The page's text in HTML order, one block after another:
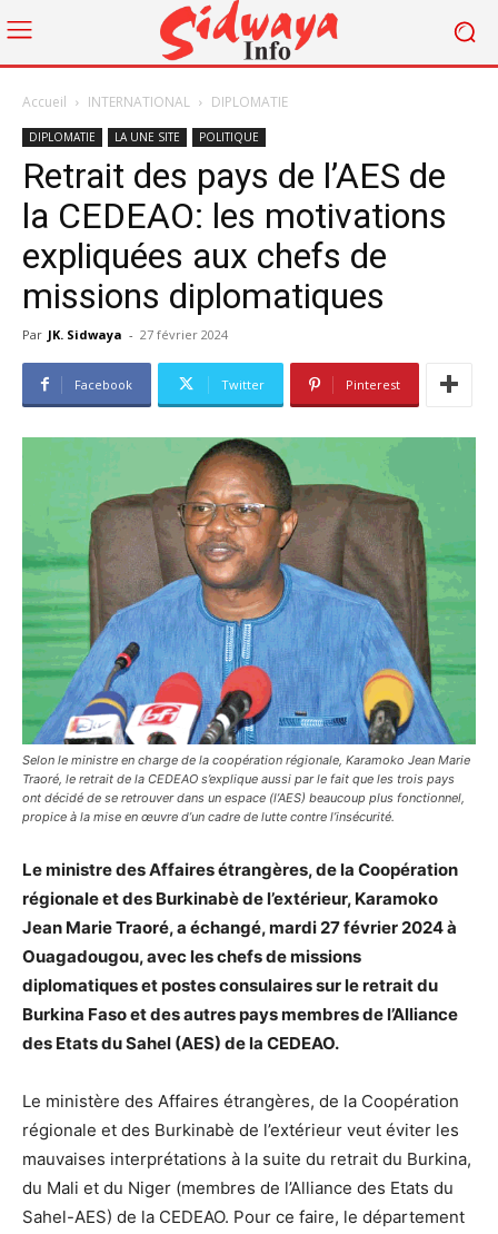
Accueil INTERNATIONAL DIPLOMATIE
DIPLOMATIE LA UNE SITE POLITIQUE
Retrait des pays de l’AES de
la CEDEAO: les motivations
expliquées aux chefs de
missions diplomatiques
Par JK. Sidwaya - 27 février 2024
Facebook Twitter Pinterest
Selon le ministre en charge de la coopération régionale, Karamoko Jean Marie
Traoré, le retrait de la CEDEAO s’explique aussi par le fait que les trois pays
ont décidé de se retrouver dans un espace (l’AES) beaucoup plus fonctionnel,
propice à la mise en œuvre d’un cadre de lutte contre l’insécurité.
Le ministre des Affaires étrangères, de la Coopération
régionale et des Burkinabè de l’extérieur, Karamoko
Jean Marie Traoré, a échangé, mardi 27 février 2024 à
Ouagadougou, avec les chefs de missions
diplomatiques et postes consulaires sur le retrait du
Burkina Faso et des autres pays membres de l’Alliance
des Etats du Sahel (AES) de la CEDEAO.
Le ministère des Affaires étrangères, de la Coopération
régionale et des Burkinabè de l’extérieur veut éviter les
mauvaises interprétations à la suite du retrait du Burkina,
du Mali et du Niger (membres de l’Alliance des Etats du
Sahel-AES) de la CEDEAO. Pour ce faire, le département